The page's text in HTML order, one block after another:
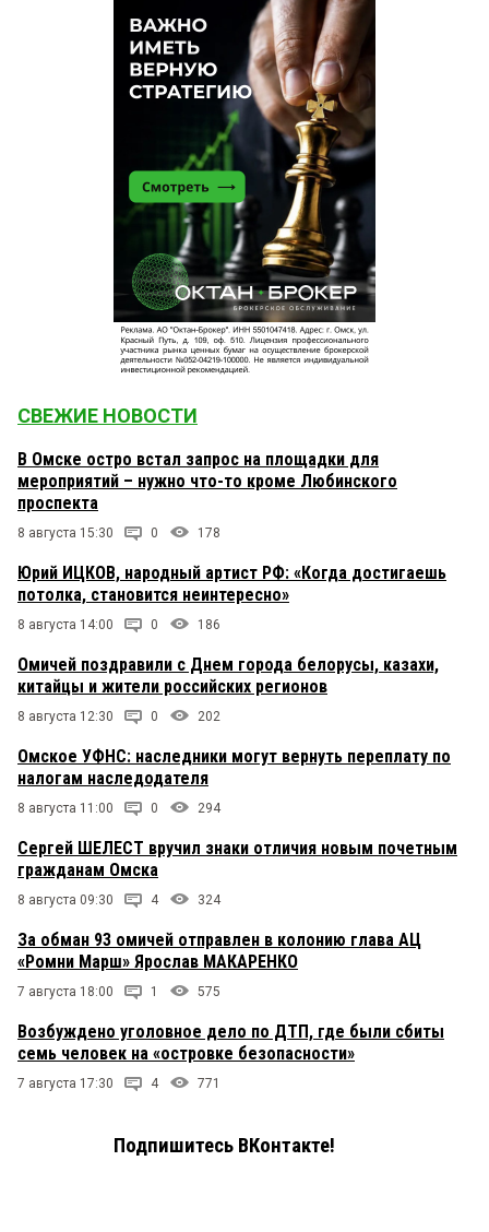
СВЕЖИЕ НОВОСТИ
В Омске остро встал запрос на площадки для
мероприятий – нужно что-то кроме Любинского
проспекта
8 августа 15:30 0 178
Юрий ИЦКОВ, народный артист РФ: «Когда достигаешь
потолка, становится неинтересно»
8 августа 14:00 0 186
Омичей поздравили с Днем города белорусы, казахи,
китайцы и жители российских регионов
8 августа 12:30 0 202
Омское УФНС: наследники могут вернуть переплату по
налогам наследодателя
8 августа 11:00 0 294
Сергей ШЕЛЕСТ вручил знаки отличия новым почетным
гражданам Омска
8 августа 09:30 4 324
За обман 93 омичей отправлен в колонию глава АЦ
«Ромни Марш» Ярослав МАКАРЕНКО
7 августа 18:00 1 575
Возбуждено уголовное дело по ДТП, где были сбиты
семь человек на «островке безопасности»
7 августа 17:30 4 771
Подпишитесь ВКонтакте!